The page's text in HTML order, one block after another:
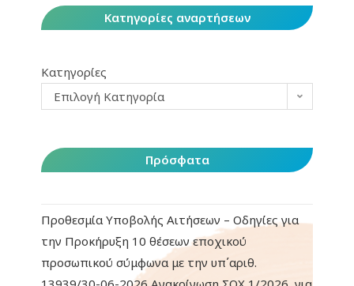
Κατηγορίες αναρτήσεων
Κατηγορίες
Επιλογή Κατηγορία
Πρόσφατα
Προθεσμία Υποβολής Αιτήσεων – Οδηγίες για
την Προκήρυξη 10 θέσεων εποχικού
προσωπικού σύμφωνα με την υπ΄αριθ.